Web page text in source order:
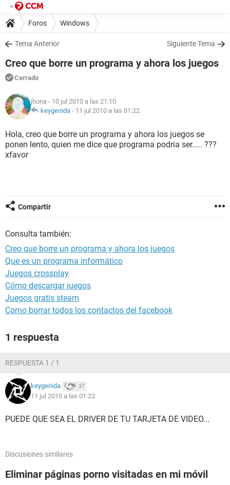
Foros Windows
Tema Anterior Siguiente Tema
Creo que borre un programa y ahora los juegos
Cerrado
jhona - 10 jul 2010 a las 21:10
keygenida - 11 jul 2010 a las 01:22
Hola, creo que borre un programa y ahora los juegos se
ponen lento, quien me dice que programa podria ser..... ???
xfavor
Compartir
Consulta también:
Creo que borre un programa y ahora los juegos
Que es un programa informático
Juegos crossplay
Cómo descargar juegos
Juegos gratis steam
Como borrar todos los contactos del facebook
1 respuesta
RESPUESTA 1 / 1
keygenida 37
11 jul 2010 a las 01:22
PUEDE QUE SEA EL DRIVER DE TU TARJETA DE VIDEO...
Discusiones similares
Eliminar páginas porno visitadas en mi móvil